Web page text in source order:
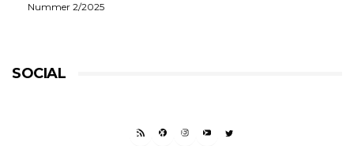
Nummer 2/2025
SOCIAL
RSS FEEDFACEBOOK
INSTAGRAM
YOUTUBETWITTER